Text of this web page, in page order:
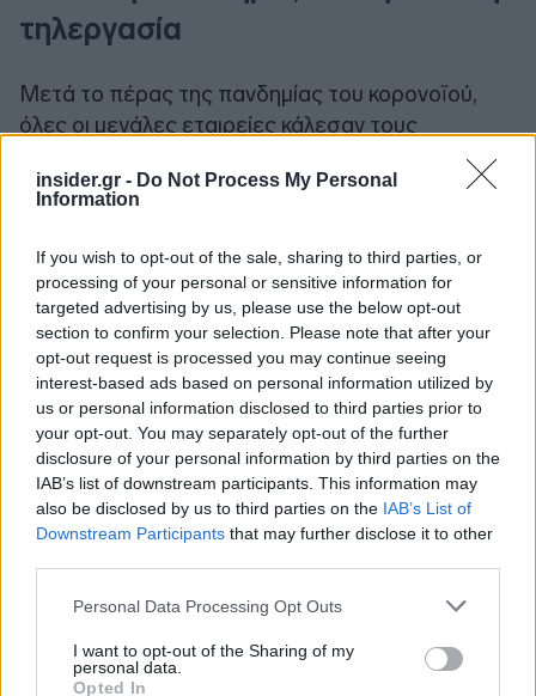
insider.gr - Do Not Process My Personal
Information
If you wish to opt-out of the sale, sharing to third parties, or
processing of your personal or sensitive information for
targeted advertising by us, please use the below opt-out
section to confirm your selection. Please note that after your
opt-out request is processed you may continue seeing
interest-based ads based on personal information utilized by
us or personal information disclosed to third parties prior to
your opt-out. You may separately opt-out of the further
disclosure of your personal information by third parties on the
IAB’s list of downstream participants. This information may
also be disclosed by us to third parties on the IAB’s List of
Downstream Participants that may further disclose it to other
Please note that this website/app uses one or more Google
not limited to your visit or usage behaviour. You may click to
grant or deny consent to Google and its third-party tags to
Personal Data Processing Opt Outs
I want to opt-out of the Sharing of my
personal data.
Opted In
τηλεργασία
Μετά το πέρας της πανδημίας του κορονοϊού,
όλες οι μεγάλες εταιρείες κάλεσαν τους
εργαζομένους τους να επιστρέψουν στα γραφεία
τους, έστω και τη μισή εργάσιμη εβδομάδα, καθώς
παραγωγικότητά τους.